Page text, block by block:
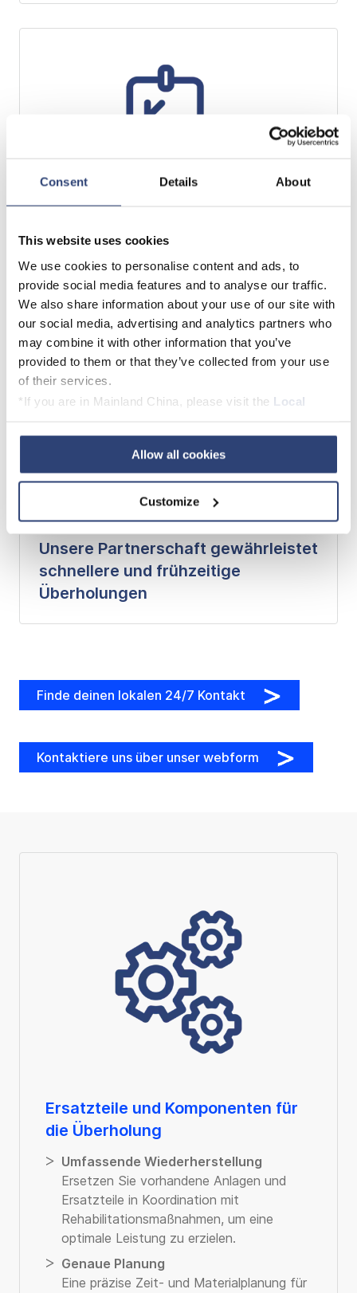
Consent Details About
This website uses cookies
We use cookies to personalise content and ads, to
provide social media features and to analyse our traffic.
We also share information about your use of our site with
our social media, advertising and analytics partners who
may combine it with other information that you’ve
provided to them or that they’ve collected from your use
of their services.
*If you are in Mainland China, please visit the Local
Allow all cookies
Customize
Ein optimiertes
Ersatzteilmanagement vereinfacht
die Wartung
Unsere Partnerschaft gewährleistet
schnellere und frühzeitige
Überholungen
Finde deinen lokalen 24/7 Kontakt
Kontaktiere uns über unser webform
Ersatzteile und Komponenten für
die Überholung
Umfassende Wiederherstellung
Ersetzen Sie vorhandene Anlagen und
Ersatzteile in Koordination mit
Rehabilitationsmaßnahmen, um eine
optimale Leistung zu erzielen.
Genaue Planung
Eine präzise Zeit- und Materialplanung für